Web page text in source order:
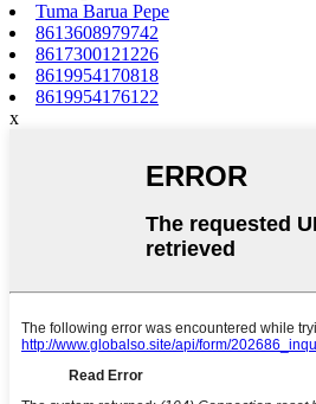
Tuma Barua Pepe
8613608979742
8617300121226
8619954170818
8619954176122
x